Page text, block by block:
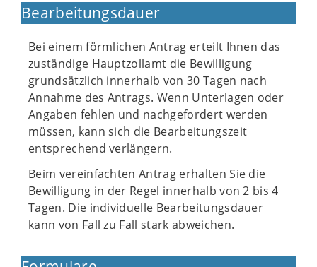
Bearbeitungsdauer
Bei einem förmlichen Antrag erteilt Ihnen das
zuständige Hauptzollamt die Bewilligung
grundsätzlich innerhalb von 30 Tagen nach
Annahme des Antrags. Wenn Unterlagen oder
Angaben fehlen und nachgefordert werden
müssen, kann sich die Bearbeitungszeit
entsprechend verlängern.
Beim vereinfachten Antrag erhalten Sie die
Bewilligung in der Regel innerhalb von 2 bis 4
Tagen. Die individuelle Bearbeitungsdauer
kann von Fall zu Fall stark abweichen.